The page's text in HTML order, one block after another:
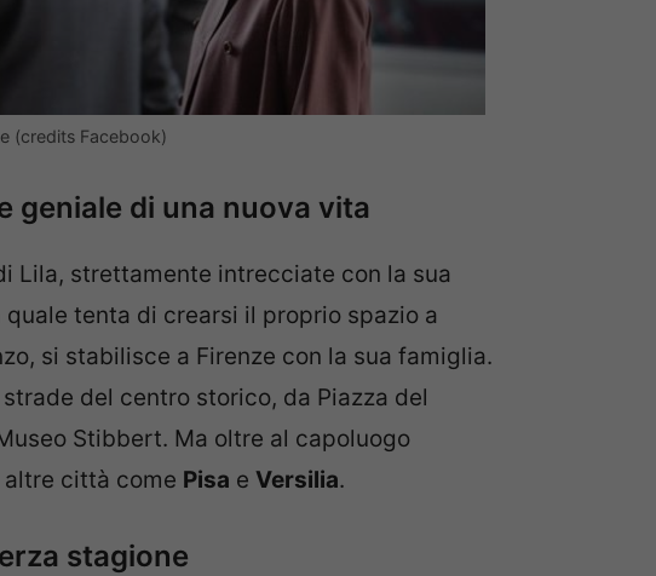
(credits Facebook)
geniale di una nuova vita
Lila, strettamente intrecciate con la sua
tenta di crearsi il proprio spazio a
si stabilisce a Firenze con la sua famiglia.
del centro storico, da Piazza del
Stibbert. Ma oltre al capoluogo
città come Pisa e Versilia.
stagione